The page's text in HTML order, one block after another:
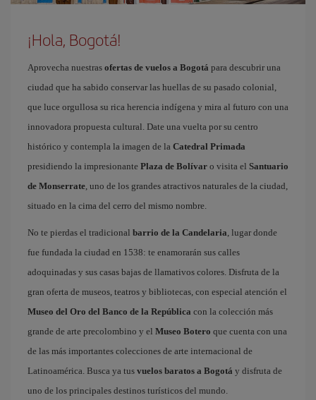
¡Hola, Bogotá!
Aprovecha nuestras ofertas de vuelos a Bogotá para descubrir una
ciudad que ha sabido conservar las huellas de su pasado colonial,
que luce orgullosa su rica herencia indígena y mira al futuro con una
innovadora propuesta cultural. Date una vuelta por su centro
histórico y contempla la imagen de la Catedral Primada
presidiendo la impresionante Plaza de Bolívar o visita el Santuario
de Monserrate, uno de los grandes atractivos naturales de la ciudad,
situado en la cima del cerro del mismo nombre.
No te pierdas el tradicional barrio de la Candelaria, lugar donde
fue fundada la ciudad en 1538: te enamorarán sus calles
adoquinadas y sus casas bajas de llamativos colores. Disfruta de la
gran oferta de museos, teatros y bibliotecas, con especial atención el
Museo del Oro del Banco de la República con la colección más
grande de arte precolombino y el Museo Botero que cuenta con una
de las más importantes colecciones de arte internacional de
Latinoamérica. Busca ya tus vuelos baratos a Bogotá y disfruta de
uno de los principales destinos turísticos del mundo.